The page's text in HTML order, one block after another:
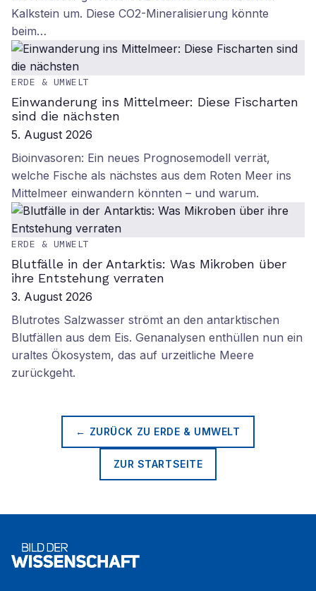
Kalkstein um. Diese CO2-Mineralisierung könnte
beim…
ERDE & UMWELT
Einwanderung ins Mittelmeer: Diese Fischarten
sind die nächsten
5. August 2026
Bioinvasoren: Ein neues Prognosemodell verrät,
welche Fische als nächstes aus dem Roten Meer ins
Mittelmeer einwandern könnten – und warum.
ERDE & UMWELT
Blutfälle in der Antarktis: Was Mikroben über
ihre Entstehung verraten
3. August 2026
Blutrotes Salzwasser strömt an den antarktischen
Blutfällen aus dem Eis. Genanalysen enthüllen nun ein
uraltes Ökosystem, das auf urzeitliche Meere
zurückgeht.
← ZURÜCK ZU ERDE & UMWELT
ZUR STARTSEITE